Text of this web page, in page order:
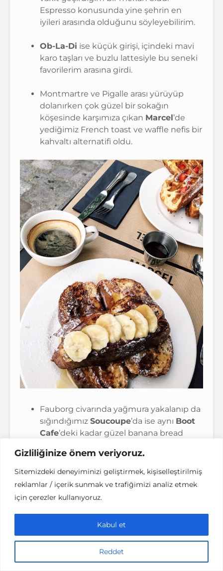
Gizliliğinize önem veriyoruz.
Sitemizdeki deneyiminizi geliştirmek, kişiselleştirilmiş
reklamlar / içerik sunmak ve trafiğimizi analiz etmek
için çerezler kullanıyoruz.
Reddet
Kabul et
Espresso konusunda yine şehrin en
iyileri arasında olduğunu söyleyebilirim.
Ob-La-Di ise küçük girişi, içindeki mavi
karo taşları ve buzlu lattesiyle bu seneki
favorilerim arasına girdi.
Montmartre ve Pigalle arası yürüyüp
dolanırken çok güzel bir sokağın
köşesinde karşımıza çıkan Marcel ’de
yediğimiz French toast ve waffle nefis bir
kahvaltı alternatifi oldu.
Fauborg civarında yağmura yakalanıp da
sığındığımız Soucoupe’da ise aynı Boot
Cafe’deki kadar güzel banana bread
Kokteyl Barlar
Bayılarak kokteyllerini içtiğim ve iyi ki
keşfettik dediğim iki gizli kokteyl barı
mutlaka denemenizi önereceğim.
BirincisiCandelaria. Dışarıdan